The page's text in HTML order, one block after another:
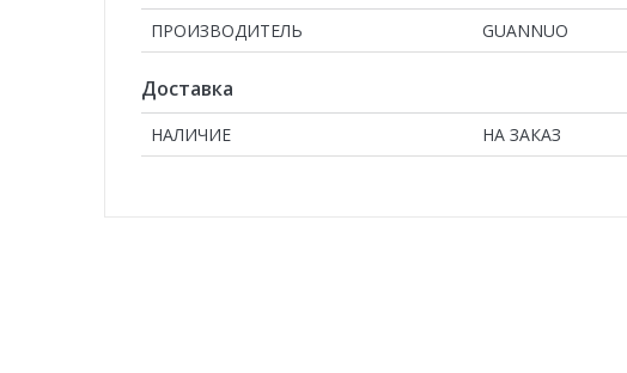
ПРОИЗВОДИТЕЛЬ GUANNUO
Доставка
НАЛИЧИЕ НА ЗАКАЗ